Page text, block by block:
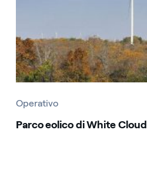
Operativo
Parco eolico di White Cloud